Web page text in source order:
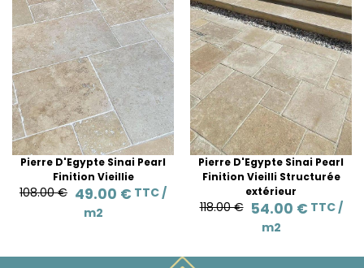
Pierre D'Egypte Sinai Pearl
Finition Vieillie
108.00 € 49.00 € TTC /
m2
Pierre D'Egypte Sinai Pearl
Finition Vieilli Structurée
extérieur
118.00 € 54.00 € TTC /
m2